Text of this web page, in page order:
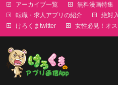
アーカイブ一覧
無料漫画特集
転職・求人アプリの紹介
絶対
けろくまtwitter
女性必見！オ